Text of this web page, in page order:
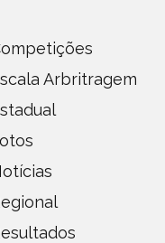
Arbritragem